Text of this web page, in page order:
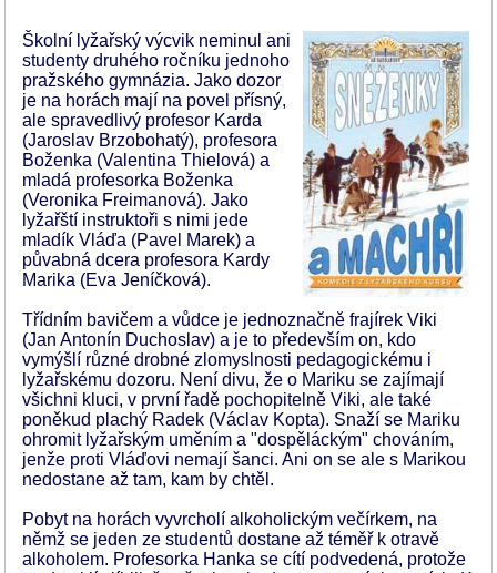
Školní lyžařský výcvik neminul ani
studenty druhého ročníku jednoho
pražského gymnázia. Jako dozor
je na horách mají na povel přísný,
ale spravedlivý profesor Karda
(Jaroslav Brzobohatý), profesora
Boženka (Valentina Thielová) a
mladá profesorka Boženka
(Veronika Freimanová). Jako
lyžařští instruktoři s nimi jede
mladík Vláďa (Pavel Marek) a
půvabná dcera profesora Kardy
Marika (Eva Jeníčková).
Třídním bavičem a vůdce je jednoznačně frajírek Viki
(Jan Antonín Duchoslav) a je to především on, kdo
vymýšlí různé drobné zlomyslnosti pedagogickému i
lyžařskému dozoru. Není divu, že o Mariku se zajímají
všichni kluci, v první řadě pochopitelně Viki, ale také
poněkud plachý Radek (Václav Kopta). Snaží se Mariku
ohromit lyžařským uměním a "dospěláckým" chováním,
jenže proti Vláďovi nemají šanci. Ani on se ale s Marikou
nedostane až tam, kam by chtěl.
Pobyt na horách vyvrcholí alkoholickým večírkem, na
němž se jeden ze studentů dostane až téměř k otravě
alkoholem. Profesorka Hanka se cítí podvedená, protože